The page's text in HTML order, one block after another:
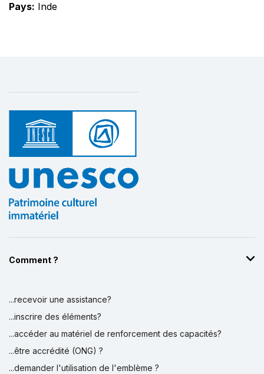
Pays: Inde
Comment ?
...recevoir une assistance?
...inscrire des éléments?
...accéder au matériel de renforcement des capacités?
...être accrédité (ONG) ?
...demander l'utilisation de l'emblème ?